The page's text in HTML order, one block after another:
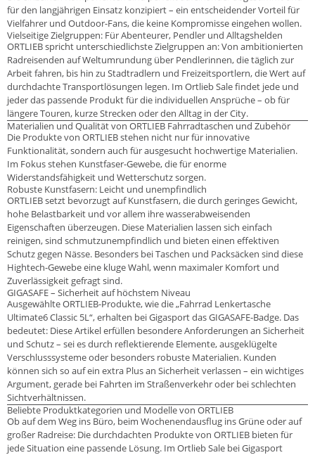
für den langjährigen Einsatz konzipiert – ein entscheidender Vorteil für
Vielfahrer und Outdoor-Fans, die keine Kompromisse eingehen wollen.
Vielseitige Zielgruppen: Für Abenteurer, Pendler und Alltagshelden
ORTLIEB spricht unterschiedlichste Zielgruppen an: Von ambitionierten
Radreisenden auf Weltumrundung über Pendlerinnen, die täglich zur
Arbeit fahren, bis hin zu Stadtradlern und Freizeitsportlern, die Wert auf
durchdachte Transportlösungen legen. Im Ortlieb Sale findet jede und
jeder das passende Produkt für die individuellen Ansprüche – ob für
längere Touren, kurze Strecken oder den Alltag in der City.
Materialien und Qualität von ORTLIEB Fahrradtaschen und Zubehör
Die Produkte von ORTLIEB stehen nicht nur für innovative
Funktionalität, sondern auch für ausgesucht hochwertige Materialien.
Im Fokus stehen Kunstfaser-Gewebe, die für enorme
Widerstandsfähigkeit und Wetterschutz sorgen.
Robuste Kunstfasern: Leicht und unempfindlich
ORTLIEB setzt bevorzugt auf Kunstfasern, die durch geringes Gewicht,
hohe Belastbarkeit und vor allem ihre wasserabweisenden
Eigenschaften überzeugen. Diese Materialien lassen sich einfach
reinigen, sind schmutzunempfindlich und bieten einen effektiven
Schutz gegen Nässe. Besonders bei Taschen und Packsäcken sind diese
Hightech-Gewebe eine kluge Wahl, wenn maximaler Komfort und
Zuverlässigkeit gefragt sind.
GIGASAFE – Sicherheit auf höchstem Niveau
Ausgewählte ORTLIEB-Produkte, wie die „Fahrrad Lenkertasche
Ultimate6 Classic 5L“, erhalten bei Gigasport das GIGASAFE-Badge. Das
bedeutet: Diese Artikel erfüllen besondere Anforderungen an Sicherheit
und Schutz – sei es durch reflektierende Elemente, ausgeklügelte
Verschlusssysteme oder besonders robuste Materialien. Kunden
können sich so auf ein extra Plus an Sicherheit verlassen – ein wichtiges
Argument, gerade bei Fahrten im Straßenverkehr oder bei schlechten
Sichtverhältnissen.
Beliebte Produktkategorien und Modelle von ORTLIEB
Ob auf dem Weg ins Büro, beim Wochenendausflug ins Grüne oder auf
großer Radreise: Die durchdachten Produkte von ORTLIEB bieten für
jede Situation eine passende Lösung. Im Ortlieb Sale bei Gigasport